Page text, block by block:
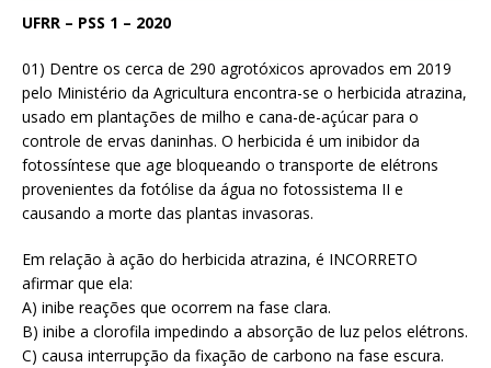
UFRR – PSS 1 – 2020
01) Dentre os cerca de 290 agrotóxicos aprovados em 2019
pelo Ministério da Agricultura encontra-se o herbicida atrazina,
usado em plantações de milho e cana-de-açúcar para o
controle de ervas daninhas. O herbicida é um inibidor da
fotossíntese que age bloqueando o transporte de elétrons
provenientes da fotólise da água no fotossistema II e
causando a morte das plantas invasoras.
Em relação à ação do herbicida atrazina, é INCORRETO
afirmar que ela:
A) inibe reações que ocorrem na fase clara.
B) inibe a clorofila impedindo a absorção de luz pelos elétrons.
C) causa interrupção da fixação de carbono na fase escura.